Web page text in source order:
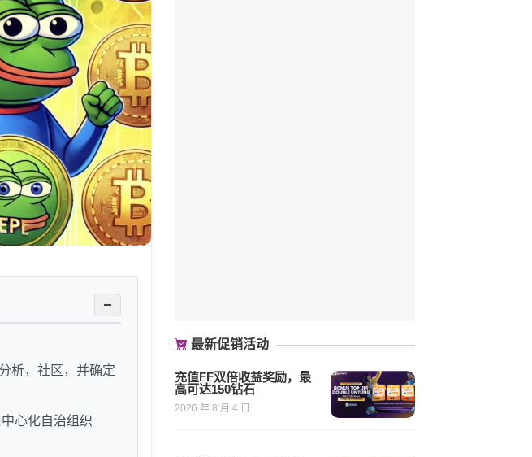
−
析，社区，并确定
心化自治组织
最新促销活动
充值FF双倍收益奖励，最
高可达150钻石
2026 年 8 月 4 日